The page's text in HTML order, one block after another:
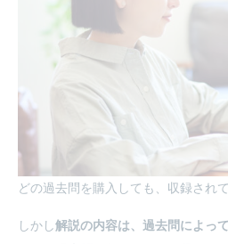
どの過去問を購入しても、収録され
しかし解説の内容は、過去問によっ